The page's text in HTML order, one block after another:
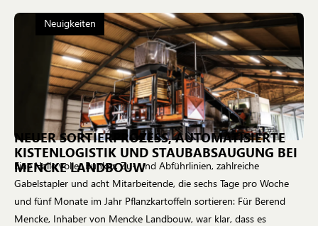
Neuigkeiten
NEUER SORTIERPROZESS, AUTOMATISIERTE
KISTENLOGISTIK UND STAUBABSAUGUNG BEI
MENCKE LANDBOUW
Eine Halle voller Bunker, Zu- und Abführlinien, zahlreiche
Gabelstapler und acht Mitarbeitende, die sechs Tage pro Woche
und fünf Monate im Jahr Pflanzkartoffeln sortieren: Für Berend
Mencke, Inhaber von Mencke Landbouw, war klar, dass es